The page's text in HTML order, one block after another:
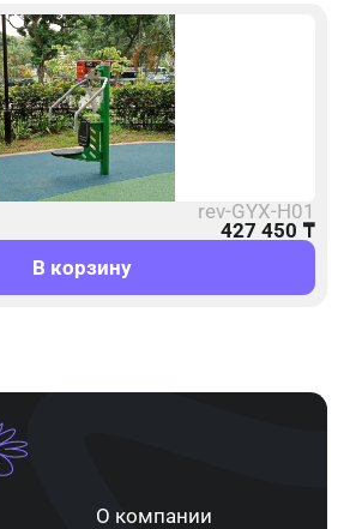
rev-GYX-H01
427 450 ₸
В корзину
О компании